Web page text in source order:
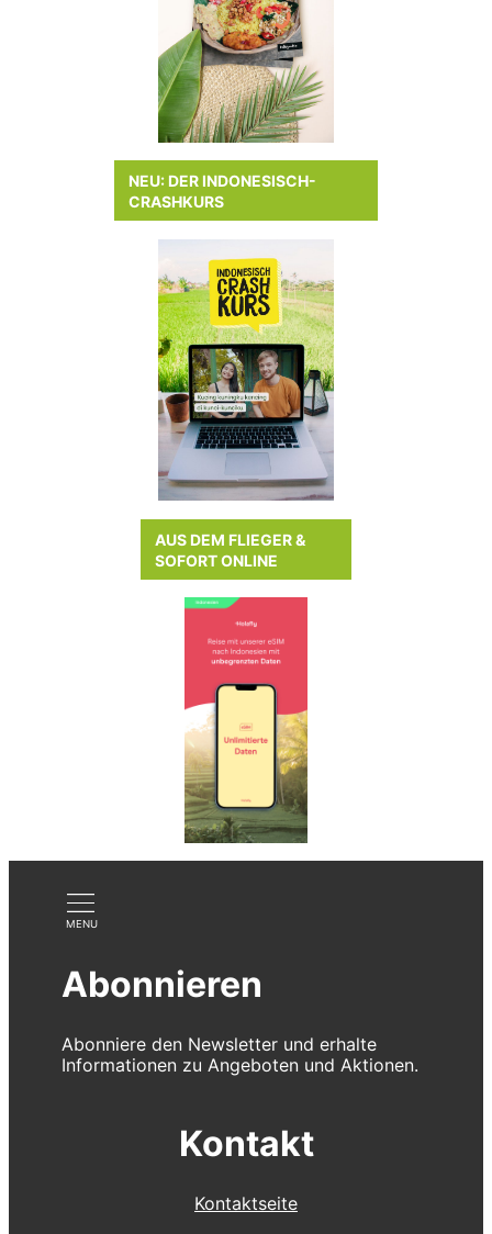
NEU: DER INDONESISCH-
CRASHKURS
AUS DEM FLIEGER &
SOFORT ONLINE
Abonnieren
Abonniere den Newsletter und erhalte
Informationen zu Angeboten und Aktionen.
Kontakt
Kontaktseite